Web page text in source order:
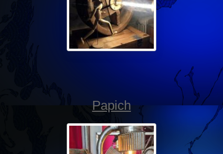
Papich